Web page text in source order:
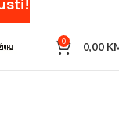
0 0,00